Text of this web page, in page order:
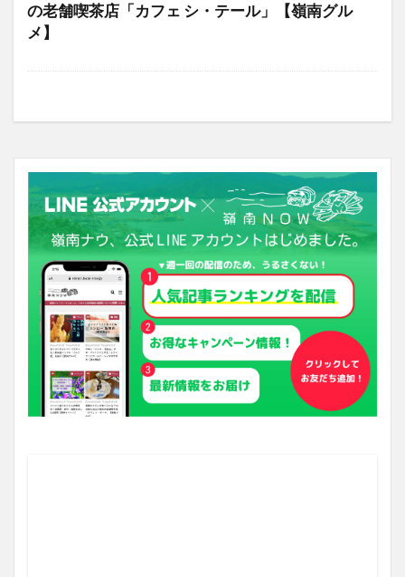
の老舗喫茶店「カフェ シ・テール」【嶺南グル
メ】